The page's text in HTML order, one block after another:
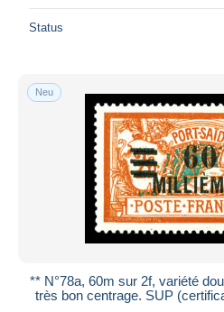
Status
Neu
** N°78a, 60m sur 2f, variété
très bon centrage. SUP